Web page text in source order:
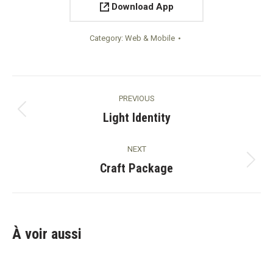
Download App
Category: Web & Mobile
navigation
PREVIOUS
Previous
Light Identity
NEXT
Next
Craft Package
À voir aussi